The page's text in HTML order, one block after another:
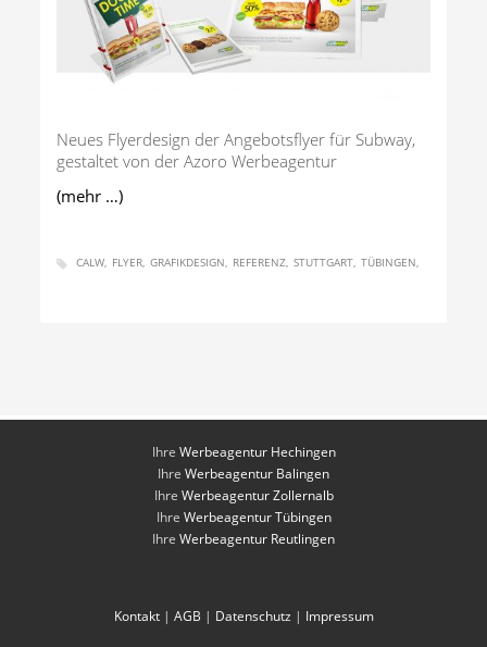
Neues Flyerdesign der Angebotsflyer für Subway,
gestaltet von der Azoro Werbeagentur
(mehr …)
CALW FLYER GRAFIKDESIGN REFERENZ STUTTGART TÜBINGEN
Ihre Werbeagentur Hechingen
Ihre Werbeagentur Balingen
Ihre Werbeagentur Zollernalb
Ihre Werbeagentur Tübingen
Ihre Werbeagentur Reutlingen
Kontakt | AGB | Datenschutz | Impressum